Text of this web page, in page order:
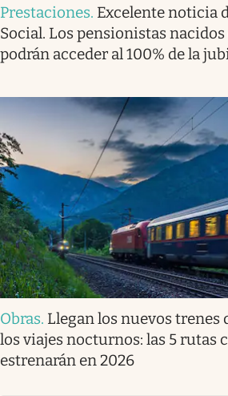
Prestaciones. Excelente noticia
Social. Los pensionistas nacidos
podrán acceder al 100% de la
Obras. Llegan los nuevos
los viajes nocturnos: las 5 rutas
estrenarán en 2026